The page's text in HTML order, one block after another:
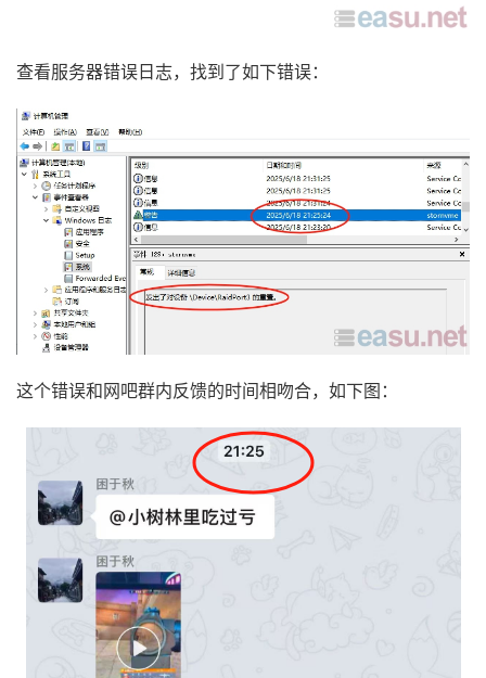
查看服务器错误日志，找到了如下错误：
这个错误和网吧群内反馈的时间相吻合，如下图：